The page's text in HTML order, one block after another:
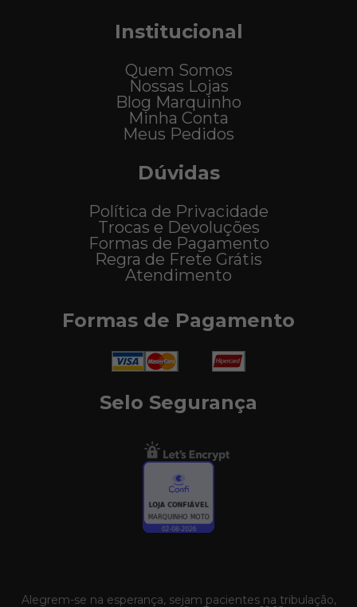
Institucional
Quem Somos
Nossas Lojas
Blog Marquinho
Minha Conta
Meus Pedidos
Dúvidas
Política de Privacidade
Trocas e Devoluções
Formas de Pagamento
Regra de Frete Grátis
Atendimento
Formas de Pagamento
Selo Segurança
Alegrem-se na esperança, sejam pacientes na tribulação,